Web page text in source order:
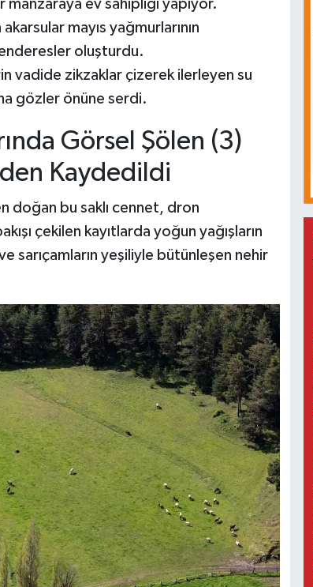
manzaraya ev sahipliği yapıyor.
mayıs yağmurlarının
oluşturdu.
vadide zikzaklar çizerek ilerleyen su
gözler önüne serdi.
Kaydedildi
doğan bu saklı cennet, dron
çekilen kayıtlarda yoğun yağışların
sarıçamların yeşiliyle bütünleşen nehir